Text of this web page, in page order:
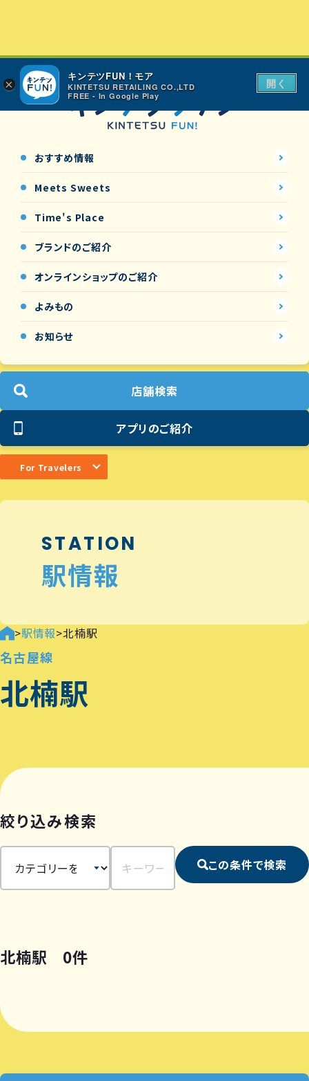
おすすめ情報
Meets Sweets
Time's Place
ブランドのご紹介
オンラインショップのご紹介
よみもの
お知らせ
店舗検索
アプリのご紹介
For Travelers
STATION
駅情報
>駅情報>北楠駅
名古屋線
北楠駅
絞り込み検索
この条件で検索
北楠駅 0件
×
キンテツFUN！モア
KINTETSU RETAILING CO.,LTD
FREE - In Google Play
開く